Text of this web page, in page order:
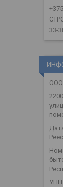
33-
ООО